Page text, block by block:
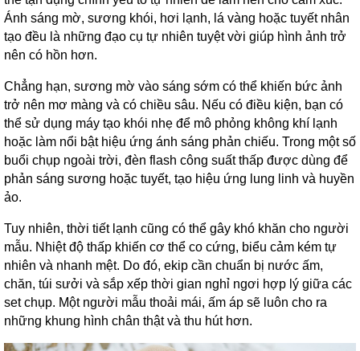
Ánh sáng mờ, sương khói, hơi lạnh, lá vàng hoặc tuyết nhân
tạo đều là những đạo cụ tự nhiên tuyệt vời giúp hình ảnh trở
nên có hồn hơn.
Chẳng hạn, sương mờ vào sáng sớm có thể khiến bức ảnh
trở nên mơ màng và có chiều sâu. Nếu có điều kiện, bạn có
thể sử dụng máy tạo khói nhẹ để mô phỏng không khí lạnh
hoặc làm nổi bật hiệu ứng ánh sáng phản chiếu. Trong một số
buổi chụp ngoài trời, đèn flash công suất thấp được dùng để
phản sáng sương hoặc tuyết, tạo hiệu ứng lung linh và huyền
ảo.
Tuy nhiên, thời tiết lạnh cũng có thể gây khó khăn cho người
mẫu. Nhiệt độ thấp khiến cơ thể co cứng, biểu cảm kém tự
nhiên và nhanh mệt. Do đó, ekip cần chuẩn bị nước ấm,
chăn, túi sưởi và sắp xếp thời gian nghỉ ngơi hợp lý giữa các
set chụp. Một người mẫu thoải mái, ấm áp sẽ luôn cho ra
những khung hình chân thật và thu hút hơn.